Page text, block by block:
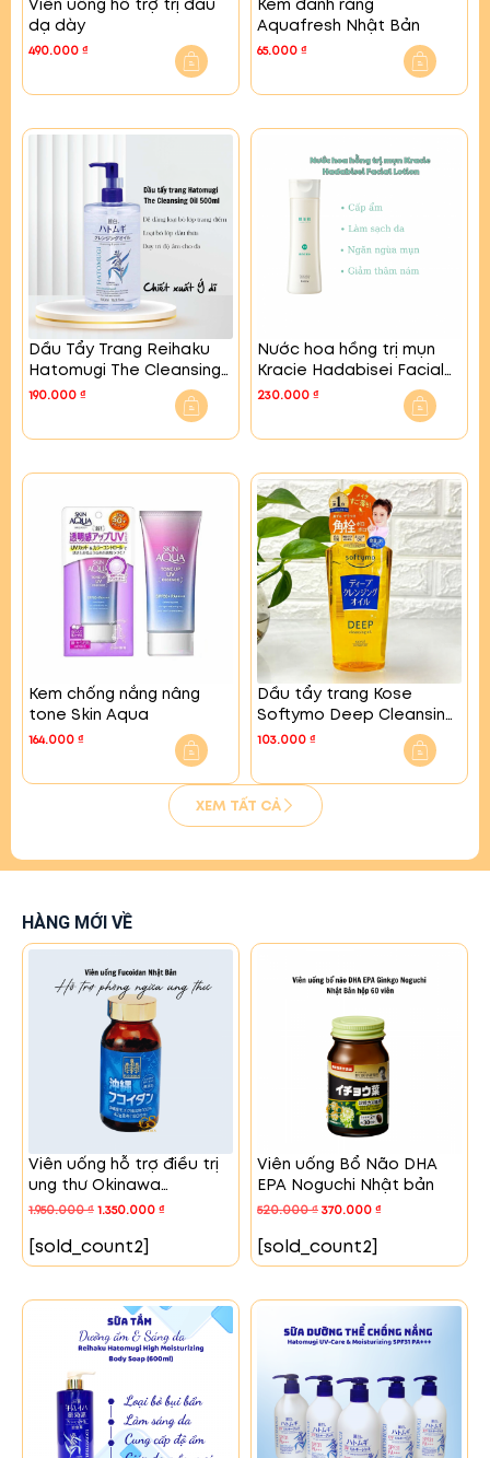
dạ dày
490.000₫
Aquafresh Nhật Bản
65.000₫
Dầu Tẩy Trang Reihaku
Hatomugi The Cleansing
Oil
190.000₫
Nước hoa hồng trị mụn
Kracie Hadabisei Facial
Lotion
230.000₫
Kem chống nắng nâng
tone Skin Aqua
164.000₫
Dầu tẩy trang Kose
Softymo Deep Cleansing
Oil
103.000₫
XEM TẤT CẢ
HÀNG MỚI VỀ
Viên uống hỗ trợ điều trị
ung thư Okinawa
Fucoidan Nhật Bản (180
1.950.000₫1.350.000₫
[sold_count2]
Viên uống Bổ Não DHA
EPA Noguchi Nhật bản
520.000₫370.000₫
[sold_count2]